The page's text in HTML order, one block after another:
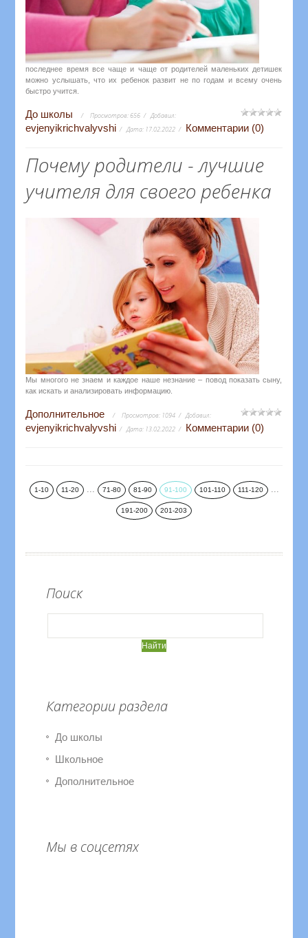
последнее время все чаще и чаще от родителей маленьких детишек
можно услышать, что их ребенок развит не по годам и всему очень
быстро учится.
До школы Просмотров: 656 Добавил:
evjenyikrichvalyvshi Дата: 17.02.2022 Комментарии (0)
Почему родители - лучшие
учителя для своего ребенка
Мы многого не знаем и каждое наше незнание – повод показать сыну,
как искать и анализировать информацию.
Дополнительное Просмотров: 1094 Добавил:
evjenyikrichvalyvshi Дата: 13.02.2022 Комментарии (0)
1-10 11-20 ... 71-80 81-90 91-100 101-110 111-120 ...
191-200 201-203
Поиск
Категории раздела
До школы
Школьное
Дополнительное
Мы в соцсетях